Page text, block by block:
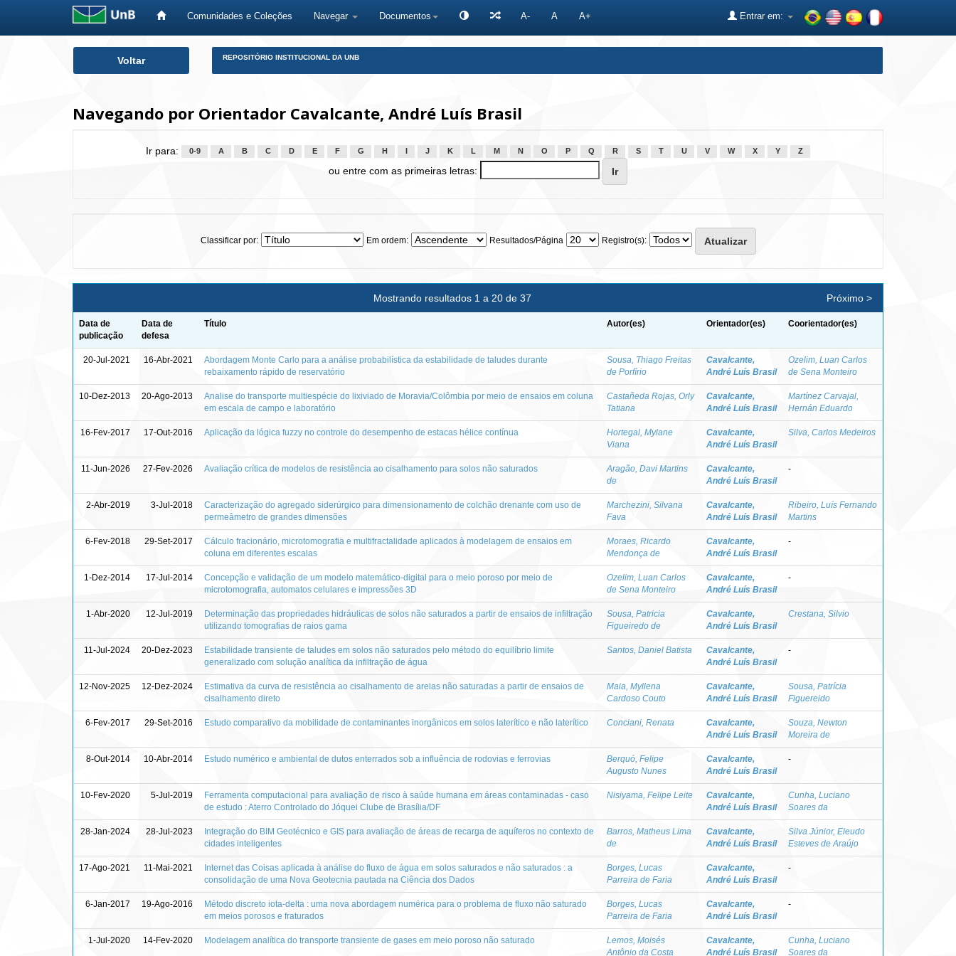
Comunidades e Coleções Navegar Documentos A- A A+ Entrar em:
Voltar REPOSITÓRIO INSTITUCIONAL DA UNB
Navegando por Orientador Cavalcante, André Luís Brasil
Ir para: 0-9 A B C D E F G H J K L M N O P Q R S T U V W X Y Z
ou entre com as primeiras letras:
Classificar por: Em ordem: Resultados/Página Registro(s):
Mostrando resultados 1 a 20 de 37 Próximo >
Data de
publicação
Data de
defesa
Título Autor(es) Orientador(es) Coorientador(es)
20-Jul-2021 16-Abr-2021
Abordagem Monte Carlo para a análise probabilística da estabilidade de taludes durante
rebaixamento rápido de reservatório
Sousa, Thiago Freitas
de Porfírio
Cavalcante,
André Luís Brasil
Ozelim, Luan Carlos
de Sena Monteiro
10-Dez-2013 20-Ago-2013
Analise do transporte multiespécie do lixiviado de Moravia/Colômbia por meio de ensaios em coluna
em escala de campo e laboratório
Castañeda Rojas, Orly
Tatiana
Cavalcante,
André Luís Brasil
Martínez Carvajal,
Hernán Eduardo
16-Fev-2017 17-Out-2016 Aplicação da lógica fuzzy no controle do desempenho de estacas hélice contínua
Hortegal, Mylane
Viana
Cavalcante,
André Luís Brasil
Silva, Carlos Medeiros
11-Jun-2026 27-Fev-2026 Avaliação crítica de modelos de resistência ao cisalhamento para solos não saturados
Aragão, Davi Martins
de
Cavalcante,
André Luís Brasil
-
2-Abr-2019 3-Jul-2018
Caracterização do agregado siderúrgico para dimensionamento de colchão drenante com uso de
permeâmetro de grandes dimensões
Marchezini, Silvana
Fava
Cavalcante,
André Luís Brasil
Ribeiro, Luís Fernando
Martins
6-Fev-2018 29-Set-2017
Cálculo fracionário, microtomografia e multifractalidade aplicados à modelagem de ensaios em
coluna em diferentes escalas
Moraes, Ricardo
Mendonça de
Cavalcante,
André Luís Brasil
-
1-Dez-2014 17-Jul-2014
Concepção e validação de um modelo matemático-digital para o meio poroso por meio de
microtomografia, automatos celulares e impressões 3D
Ozelim, Luan Carlos
de Sena Monteiro
Cavalcante,
André Luís Brasil
-
1-Abr-2020 12-Jul-2019
Determinação das propriedades hidráulicas de solos não saturados a partir de ensaios de infiltração
utilizando tomografias de raios gama
Sousa, Patricia
Figueiredo de
Cavalcante,
André Luís Brasil
Crestana, Silvio
11-Jul-2024 20-Dez-2023
Estabilidade transiente de taludes em solos não saturados pelo método do equilíbrio limite
generalizado com solução analítica da infiltração de água
Santos, Daniel Batista
Cavalcante,
André Luís Brasil
-
12-Nov-2025 12-Dez-2024
Estimativa da curva de resistência ao cisalhamento de areias não saturadas a partir de ensaios de
cisalhamento direto
Maia, Myllena
Cardoso Couto
Cavalcante,
André Luís Brasil
Sousa, Patrícia
Figuereido
6-Fev-2017 29-Set-2016 Estudo comparativo da mobilidade de contaminantes inorgânicos em solos laterítico e não laterítico Conciani, Renata
Cavalcante,
André Luís Brasil
Souza, Newton
Moreira de
8-Out-2014 10-Abr-2014 Estudo numérico e ambiental de dutos enterrados sob a influência de rodovias e ferrovias
Berquó, Felipe
Augusto Nunes
Cavalcante,
André Luís Brasil
-
10-Fev-2020 5-Jul-2019
Ferramenta computacional para avaliação de risco à saúde humana em áreas contaminadas - caso
de estudo : Aterro Controlado do Jóquei Clube de Brasília/DF
Nisiyama, Felipe Leite
Cavalcante,
André Luís Brasil
Cunha, Luciano
Soares da
28-Jan-2024 28-Jul-2023
Integração do BIM Geotécnico e GIS para avaliação de áreas de recarga de aquíferos no contexto de
cidades inteligentes
Barros, Matheus Lima
de
Cavalcante,
André Luís Brasil
Silva Júnior, Eleudo
Esteves de Araújo
17-Ago-2021 11-Mai-2021
Internet das Coisas aplicada à análise do fluxo de água em solos saturados e não saturados : a
consolidação de uma Nova Geotecnia pautada na Ciência dos Dados
Borges, Lucas
Parreira de Faria
Cavalcante,
André Luís Brasil
-
6-Jan-2017 19-Ago-2016
Método discreto iota-delta : uma nova abordagem numérica para o problema de fluxo não saturado
em meios porosos e fraturados
Borges, Lucas
Parreira de Faria
Cavalcante,
André Luís Brasil
-
1-Jul-2020 14-Fev-2020 Modelagem analítica do transporte transiente de gases em meio poroso não saturado
Lemos, Moisés
Antônio da Costa
Cavalcante,
André Luís Brasil
Cunha, Luciano
Soares da